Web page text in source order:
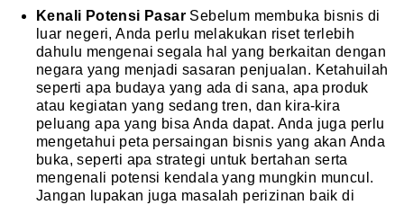
Kenali Potensi Pasar Sebelum membuka bisnis di
luar negeri, Anda perlu melakukan riset terlebih
dahulu mengenai segala hal yang berkaitan dengan
negara yang menjadi sasaran penjualan. Ketahuilah
seperti apa budaya yang ada di sana, apa produk
atau kegiatan yang sedang tren, dan kira-kira
peluang apa yang bisa Anda dapat. Anda juga perlu
mengetahui peta persaingan bisnis yang akan Anda
buka, seperti apa strategi untuk bertahan serta
mengenali potensi kendala yang mungkin muncul.
Jangan lupakan juga masalah perizinan baik di